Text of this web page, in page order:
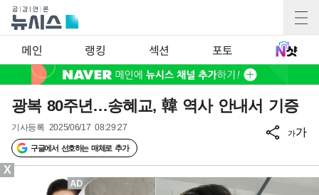
메인 랭킹 섹션 포토
광복 80주년…송혜교, 韓 역사 안내서 기증
기사등록 2025/06/17 08:29:27
구글에서 선호하는 매체로 추가
가가
X